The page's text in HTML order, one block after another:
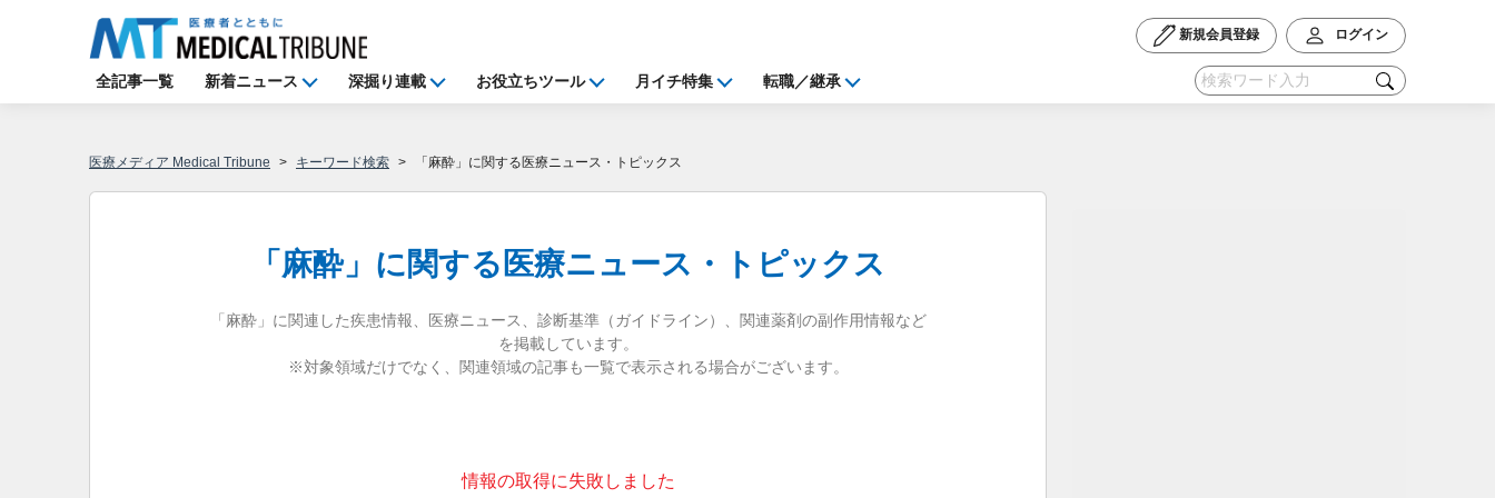
新規会員登録 ログイン
全記事一覧 新着ニュース 深掘り連載 お役立ちツール 月イチ特集 転職／継承
医療メディア Medical Tribune キーワード検索 「麻酔」に関する医療ニュース・トピックス
「麻酔」に関する 医療ニュース・トピックス
「麻酔」に関連した疾患情報、医療ニュース、診断基準（ガイドライン）、関連薬剤の副作用情報など
を掲載しています。
※対象領域だけでなく、関連領域の記事も一覧で表示される場合がございます。
情報の取得に失敗しました